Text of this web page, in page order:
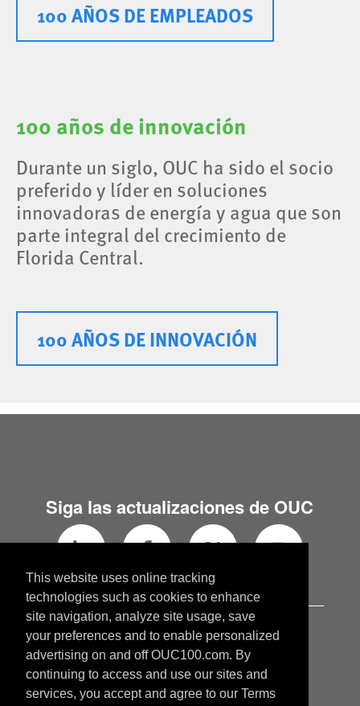
100 AÑOS DE EMPLEADOS
100 años de innovación
Durante un siglo, OUC ha sido el socio
preferido y líder en soluciones
innovadoras de energía y agua que son
parte integral del crecimiento de
Florida Central.
100 AÑOS DE INNOVACIÓN
Siga las actualizaciones de OUC
OUC.com
OUCblog.com
This website uses online tracking
technologies such as cookies to enhance
site navigation, analyze site usage, save
your preferences and to enable personalized
advertising on and off OUC100.com. By
continuing to access and use our sites and
services, you accept and agree to our Terms